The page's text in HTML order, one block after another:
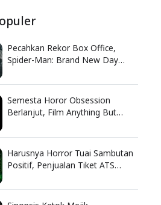
Pecahkan Rekor Box Office,
Spider-Man: Brand New Day
Semesta Horor Obsession
Berlanjut, Film Anything But
Nikki
Harusnya Horror Tuai Sambutan
Positif, Penjualan Tiket ATS